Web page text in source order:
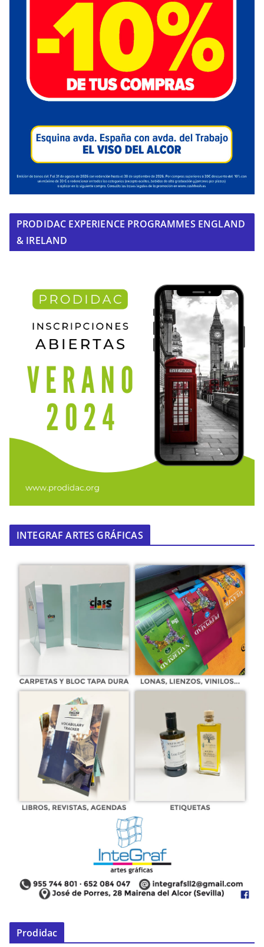
PRODIDAC EXPERIENCE PROGRAMMES ENGLAND
& IRELAND
INTEGRAF ARTES GRÁFICAS
Prodidac